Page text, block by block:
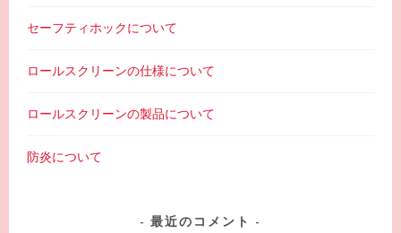
セーフティホックについて
ロールスクリーンの仕様について
ロールスクリーンの製品について
防炎について
最近のコメント